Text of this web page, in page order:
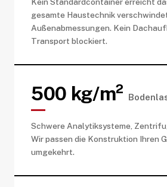
gesamte Haustechnik
Außenabmessungen. Kein
Transport blockiert.
500 kg/m²
Schwere Analytiksysteme,
Wir passen die Konstruktion Ihren
umgekehrt.